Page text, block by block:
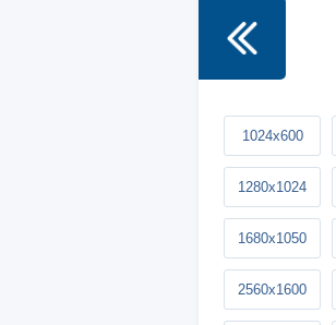
1024x600
1280x1024
1680x1050
2560x1600